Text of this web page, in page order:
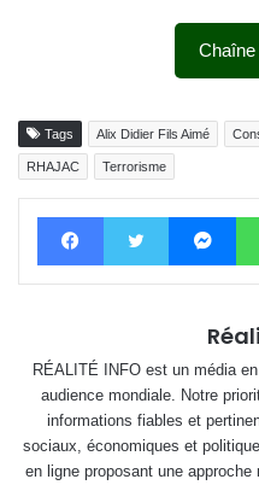
Tags Alix Didier Fils Aimé
RHAJAC Terrorisme
FacebookTwitter
RÉALITÉ INFO est un média
audience mondiale. Notre
informations fiables et
sociaux, économiques et
en ligne proposant une